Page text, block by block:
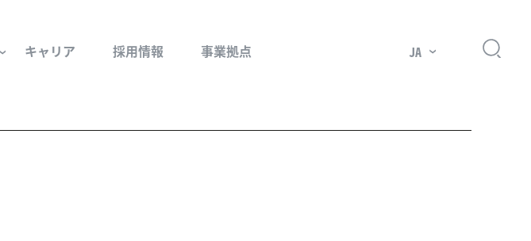
キャリア 採用情報 事業拠点 JA